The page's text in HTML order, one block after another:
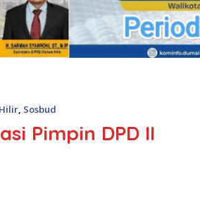
, Sosbud
Pimpin DPD II